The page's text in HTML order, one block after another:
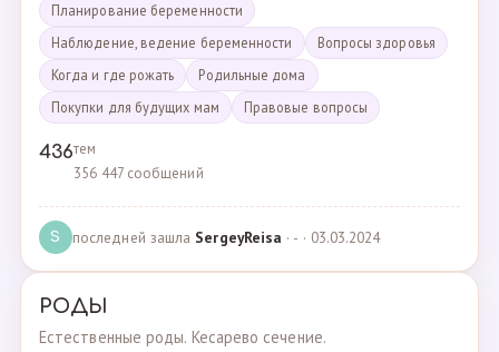
Планирование беременности
Наблюдение, ведение беременности
Вопросы здоровья
Когда и где рожать
Родильные дома
Покупки для будущих мам
Правовые вопросы
436тем
356 447 сообщений
S последней зашла SergeyReisa · - · 03.03.2024
РОДЫ
Естественные роды. Кесарево сечение.